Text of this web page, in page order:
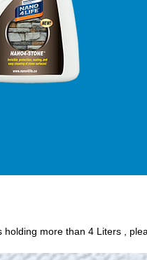
more than 4 Liters ,